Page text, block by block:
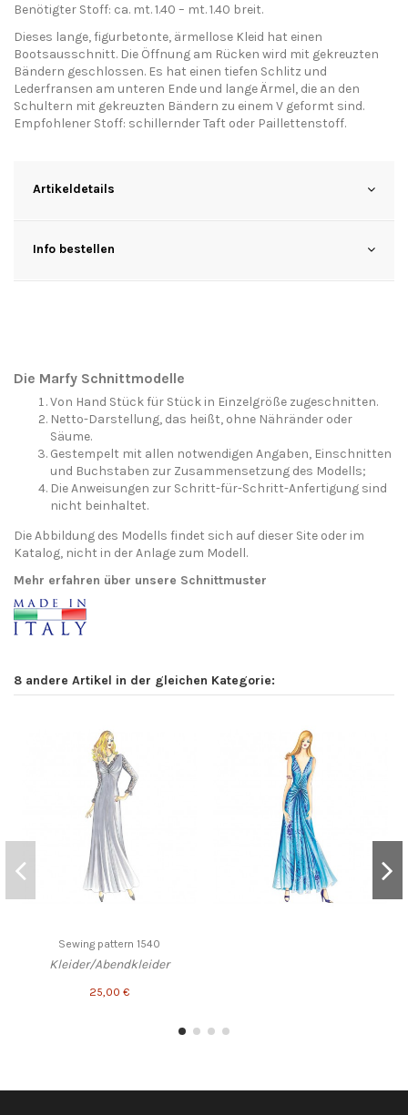
Benötigter Stoff: ca. mt. 1.40 – mt. 1.40 breit.
Dieses lange, figurbetonte, ärmellose Kleid hat einen
Bootsausschnitt. Die Öffnung am Rücken wird mit gekreuzten
Bändern geschlossen. Es hat einen tiefen Schlitz und
Lederfransen am unteren Ende und lange Ärmel, die an den
Schultern mit gekreuzten Bändern zu einem V geformt sind.
Empfohlener Stoff: schillernder Taft oder Paillettenstoff.
Artikeldetails
Info bestellen
Die Marfy Schnittmodelle
Von Hand Stück für Stück in Einzelgröße zugeschnitten.
Netto-Darstellung, das heißt, ohne Nähränder oder
Säume.
Gestempelt mit allen notwendigen Angaben, Einschnitten
und Buchstaben zur Zusammensetzung des Modells;
Die Anweisungen zur Schritt-für-Schritt-Anfertigung sind
nicht beinhaltet.
Die Abbildung des Modells findet sich auf dieser Site oder im
Katalog, nicht in der Anlage zum Modell.
Mehr erfahren über unsere Schnittmuster
8 andere Artikel in der gleichen Kategorie:
Sewing pattern 1540
Kleider/Abendkleider
25,00 €